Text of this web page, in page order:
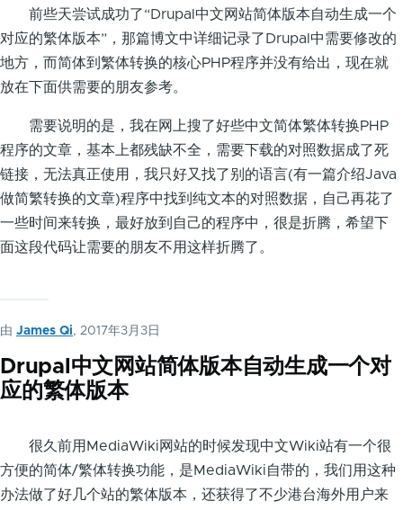
前些天尝试成功了“Drupal中文网站简体版本自动生成一个
对应的繁体版本”，那篇博文中详细记录了Drupal中需要修改的
地方，而简体到繁体转换的核心PHP程序并没有给出，现在就
放在下面供需要的朋友参考。
需要说明的是，我在网上搜了好些中文简体繁体转换PHP
程序的文章，基本上都残缺不全，需要下载的对照数据成了死
链接，无法真正使用，我只好又找了别的语言(有一篇介绍Java
做简繁转换的文章)程序中找到纯文本的对照数据，自己再花了
一些时间来转换，最好放到自己的程序中，很是折腾，希望下
面这段代码让需要的朋友不用这样折腾了。
由 James Qi, 2017年3月3日
Drupal中文网站简体版本自动生成一个对
应的繁体版本
很久前用MediaWiki网站的时候发现中文Wiki站有一个很
方便的简体/繁体转换功能，是MediaWiki自带的，我们用这种
办法做了好几个站的繁体版本，还获得了不少港台海外用户来